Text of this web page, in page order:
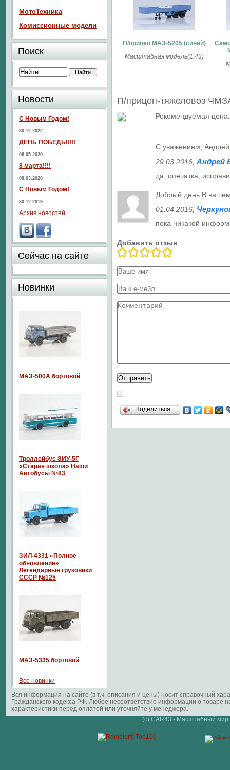
П/прицеп МАЗ-5205 (синий)
Масштабная модель(1:43)
П/прицеп-тяжеловоз
Рекомендуемая
С уважением,
29.03.2016 Андрей
да, опечатка,
Добрый день.В вашем
01.04.2016
пока никакой
Добавить отзыв
Поделиться…
МотоТехника
Комиссионные модели
Поиск
Новости
С Новым Годом!
30.12.2022
ДЕНЬ ПОБЕДЫ!!!!
08.05.2020
8 марта!!!!
08.03.2020
С Новым Годом!
30.12.2019
Архив новостей
Сейчас на сайте
Новинки
МАЗ-500А бортовой
Троллейбус ЗИУ-5Г
«Старая школа» Наши
Автобусы №83
ЗИЛ-4331 «Полное
обновление»
Легендарные грузовики
СССР №125
МАЗ-5335 бортовой
Все новинки
Вся информация на сайте (в т.ч. описания и цены) носит справочный
Гражданского кодекса РФ. Любое несоответствие информации о
характеристики перед оплатой или уточняйте у менеджера.
(c) CAR43 - Масштабный мир